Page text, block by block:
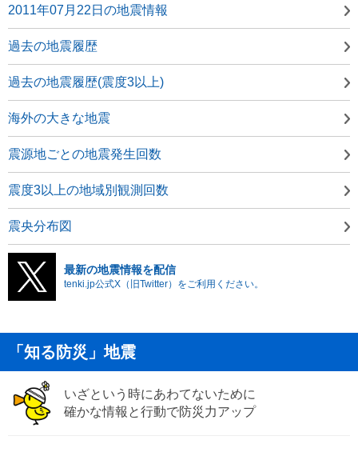
2011年07月22日の地震情報
過去の地震履歴
過去の地震履歴(震度3以上)
海外の大きな地震
震源地ごとの地震発生回数
震度3以上の地域別観測回数
震央分布図
最新の地震情報を配信
tenki.jp公式X（旧Twitter）をご利用ください。
「知る防災」地震
いざという時にあわてないために
確かな情報と行動で防災力アップ